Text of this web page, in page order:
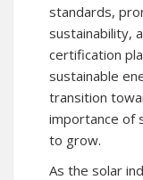
standards,
sustainability,
certification
sustainable
transition
importance of
to grow.
As the solar